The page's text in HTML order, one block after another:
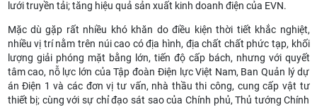
lưới truyền tải; tăng hiệu quả sản xuất kinh doanh điện của EVN.
Mặc dù gặp rất nhiều khó khăn do điều kiện thời tiết khắc nghiệt,
nhiều vị trí nằm trên núi cao có địa hình, địa chất chất phức tạp, khối
lượng giải phóng mặt bằng lớn, tiến độ cấp bách, nhưng với quyết
tâm cao, nỗ lực lớn của Tập đoàn Điện lực Việt Nam, Ban Quản lý dự
án Điện 1 và các đơn vị tư vấn, nhà thầu thi công, cung cấp vật tư
thiết bị; cùng với sự chỉ đạo sát sao của Chính phủ, Thủ tướng Chính